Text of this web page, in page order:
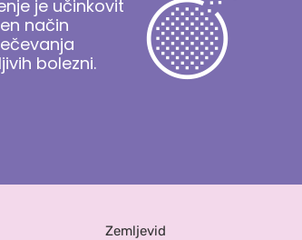
je učinkovit
način
bolezni.
Zemljevid